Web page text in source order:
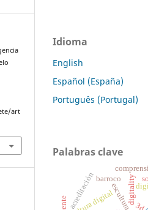
art
Idioma
English
Español (España)
Português (Portugal)
Palabras clave
escultura 3d
cultura digital
barroco digitality
acreditación